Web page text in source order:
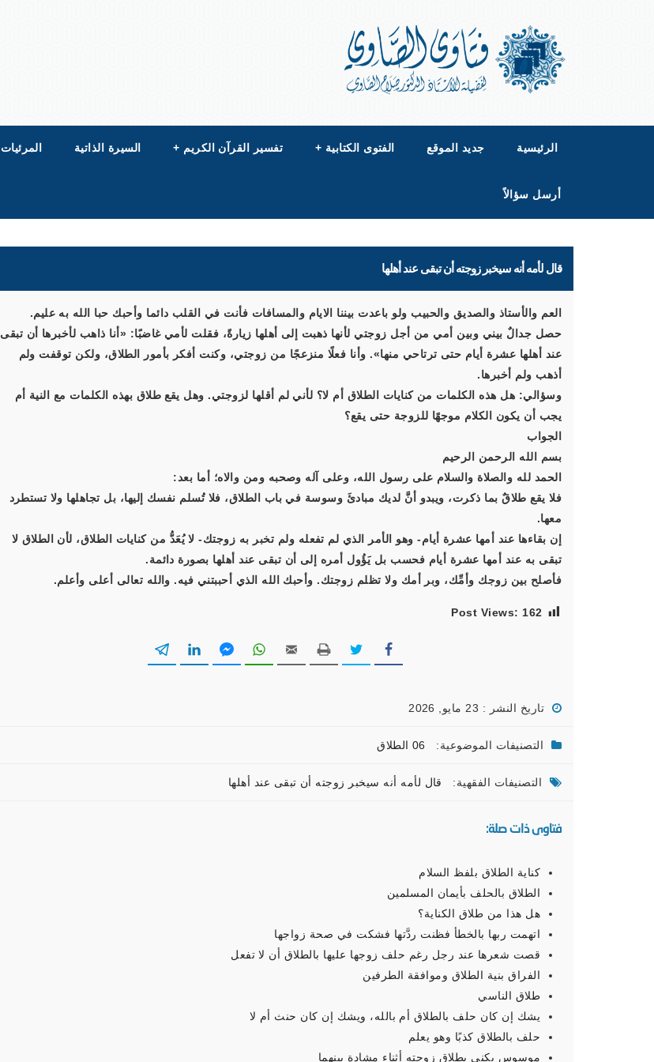
الرئيسية جديد الموقع الفتوى الكتابية + تفسير القرآن الكريم + السيرة الذاتية المرئيات
أرسل سؤالاً
قال لأمه أنه سيخبر زوجته أن تبقى عند أهلها
العم والأستاذ والصديق والحبيب ولو باعدت بيننا الايام والمسافات فأنت في القلب دائما وأحبك حبا الله به عليم.
حصل جدالٌ بيني وبين أمي من أجل زوجتي لأنها ذهبت إلى أهلها زيارةً، فقلت لأمي غاضبًا: «أنا ذاهب لأخبرها أن تبقى
عند أهلها عشرة أيام حتى ترتاحي منها». وأنا فعلًا منزعجًا من زوجتي، وكنت أفكر بأمور الطلاق، ولكن توقفت ولم
أذهب ولم أخبرها.
وسؤالي: هل هذه الكلمات من كنايات الطلاق أم لا؟ لأني لم أقلها لزوجتي. وهل يقع طلاق بهذه الكلمات مع النية أم
يجب أن يكون الكلام موجهًا للزوجة حتى يقع؟
الجواب
بسم الله الرحمن الرحيم
الحمد لله والصلاة والسلام على رسول الله، وعلى آله وصحبه ومن والاه؛ أما بعد:
فلا يقع طلاقٌ بما ذكرت، ويبدو أنَّ لديك مبادئَ وسوسة في باب الطلاق، فلا تُسلم نفسك إليها، بل تجاهلها ولا تستطرد
معها.
إن بقاءها عند أمها عشرة أيام- وهو الأمر الذي لم تفعله ولم تخبر به زوجتك- لا يُعَدُّ من كنايات الطلاق، لأن الطلاق لا
تبقى به عند أمها عشرة أيام فحسب بل يَؤُول أمره إلى أن تبقى عند أهلها بصورة دائمة.
فأصلح بين زوجك وأمِّك، وبر أمك ولا تظلم زوجتك. وأحبك الله الذي أحببتني فيه. والله تعالى أعلى وأعلم.
Post Views: 162
تاريخ النشر : 23 مايو, 2026
التصنيفات الموضوعية: 06 الطلاق
التصنيفات الفقهية: قال لأمه أنه سيخبر زوجته أن تبقى عند أهلها
فتاوى ذات صلة:
كناية الطلاق بلفظ السلام
الطلاق بالحلف بأيمان المسلمين
هل هذا من طلاق الكناية؟
اتهمت ربها بالخطأ فظنت ردَّتها فشكت في صحة زواجها
قصت شعرها عند رجل رغم حلف زوجها عليها بالطلاق أن لا تفعل
الفراق بنية الطلاق وموافقة الطرفين
طلاق الناسي
يشك إن كان حلف بالطلاق أم بالله، ويشك إن كان حنث أم لا
حلف بالطلاق كذبًا وهو يعلم
موسوس يكني بطلاق زوجته أثناء مشادة بينهما